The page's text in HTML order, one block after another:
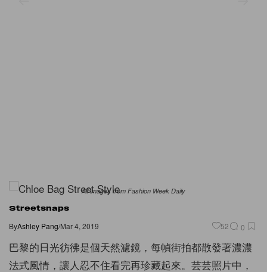
All images from Fashion Week Daily
Streetsnaps
ByAshley Pang/Mar 4, 2019 52 0
巴黎的日光彷彿是個天然濾鏡，每幀街拍都散發著濃濃
法式風情，讓人忍不住看完再珍藏起來。芸芸照片中，